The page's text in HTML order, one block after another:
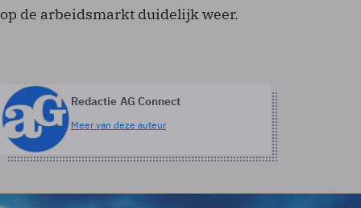
op de arbeidsmarkt duidelijk weer.
Redactie AG Connect
Meer van deze auteur